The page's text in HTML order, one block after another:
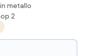
metallo
2